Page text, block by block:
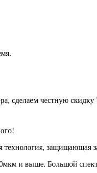
сделаем честную скидку
защищающая
и выше. Большой